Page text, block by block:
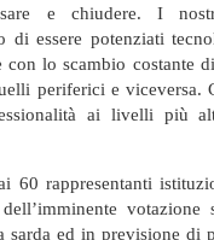
e chiudere. I
di essere potenziati
con lo scambio costante
periferici e viceversa.
ai livelli più
60 rappresentanti
dell’imminente
sarda ed in previsione di